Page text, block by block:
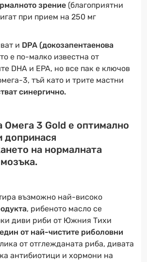
зрение (благоприятни
при прием на 250 мг
и DPA (докозапентаенова
е по-малко известна от
DHA и EPA, но все пак е ключов
3, тъй като и трите мастни
синергично.
Омега 3 Gold е оптимално
допринася
на нормалната
възможно най-високо
, рибеното масло се
диви риби от Южния Тихи
един от най-чистите риболовни
от отглежданата риба, дивата
антибиотици и хормони на